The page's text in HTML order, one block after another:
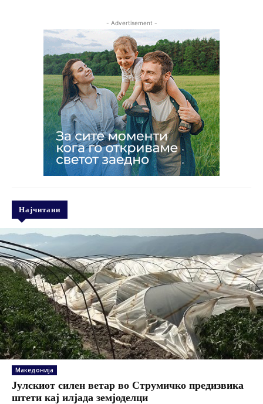
- Advertisement -
Најчитани
Македонија
Јулскиот силен ветар во Струмичко предизвика
штети кај илјада земјоделци